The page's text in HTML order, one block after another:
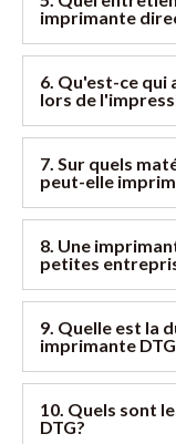
imprimante
6. Qu'est-ce
lors de
7. Sur quels
peut-elle
8. Une
petites
9. Quelle est la
imprimante
10. Quels sont
DTG?